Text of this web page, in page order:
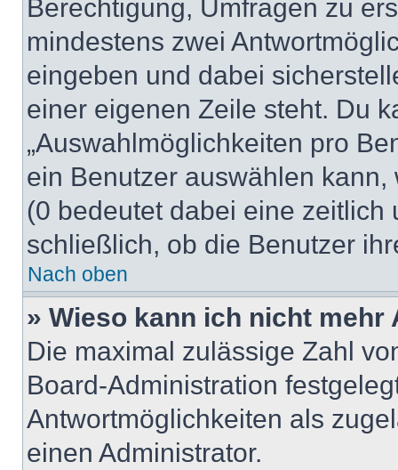
Berechtigung, Umfragen zu
mindestens zwei
eingeben und dabei
einer eigenen Zeile steht. Du
„Auswahlmöglichkeiten pro
ein Benutzer auswählen
(0 bedeutet dabei eine
schließlich, ob die Benutzer
Nach oben
» Wieso kann ich nicht
Die maximal zulässige Zahl
Board-Administration
Antwortmöglichkeiten als
einen Administrator.